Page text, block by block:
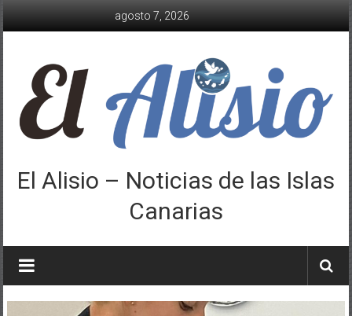
agosto 7, 2026
El Alisio – Noticias de las Islas
Canarias